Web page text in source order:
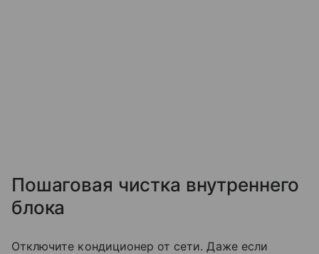
Пошаговая чистка внутреннего
блока
Отключите кондиционер от сети. Даже если